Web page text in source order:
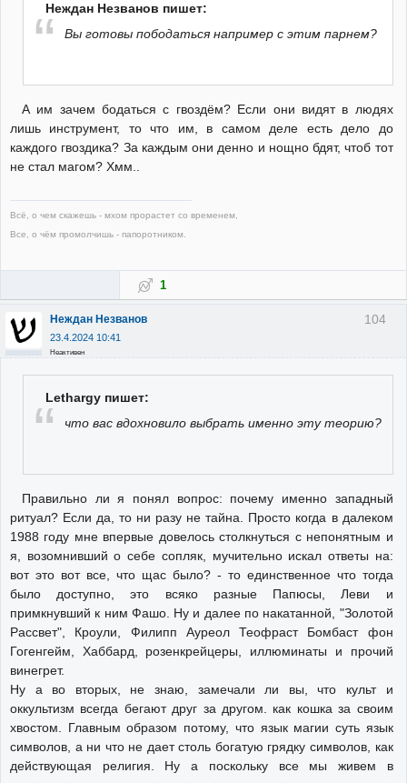
Неждан Незванов пишет:
Вы готовы пободаться например с этим парнем?
А им зачем бодаться с гвоздём? Если они видят в людях
лишь инструмент, то что им, в самом деле есть дело до
каждого гвоздика? За каждым они денно и нощно бдят, чтоб тот
не стал магом? Хмм..
Всё, о чем скажешь - мхом прорастет со временем,
Все, о чём промолчишь - папоротником.
1
104
Неждан Незванов
23.4.2024 10:41
Неактивен
Lethargy пишет:
что вас вдохновило выбрать именно эту теорию?
Правильно ли я понял вопрос: почему именно западный
ритуал? Если да, то ни разу не тайна. Просто когда в далеком
1988 году мне впервые довелось столкнуться с непонятным и
я, возомнивший о себе сопляк, мучительно искал ответы на:
вот это вот все, что щас было? - то единственное что тогда
было доступно, это всяко разные Папюсы, Леви и
примкнувший к ним Фашо. Ну и далее по накатанной, "Золотой
Рассвет", Кроули, Филипп Ауреол Теофраст Бомбаст фон
Гогенгейм, Хаббард, розенкрейцеры, иллюминаты и прочий
винегрет.
Ну а во вторых, не знаю, замечали ли вы, что культ и
оккультизм всегда бегают друг за другом. как кошка за своим
хвостом. Главным образом потому, что язык магии суть язык
символов, а ни что не дает столь богатую грядку символов, как
действующая религия. Ну а поскольку все мы живем в